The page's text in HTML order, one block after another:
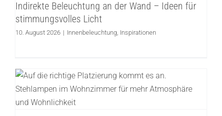
Innenbeleuchtung Inspirationen
Indirekte Beleuchtung an der Wand – Ideen für
stimmungsvolles Licht
10. August 2026 | Innenbeleuchtung, Inspirationen
Stehlampe im Wohnzimmer richtig
platzieren – Tipps & Ideen